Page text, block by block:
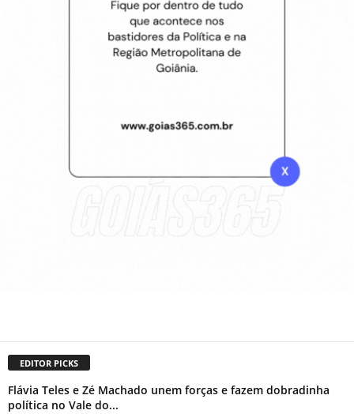
EDITOR PICKS
Flávia Teles e Zé Machado unem forças e fazem dobradinha
política no Vale do...